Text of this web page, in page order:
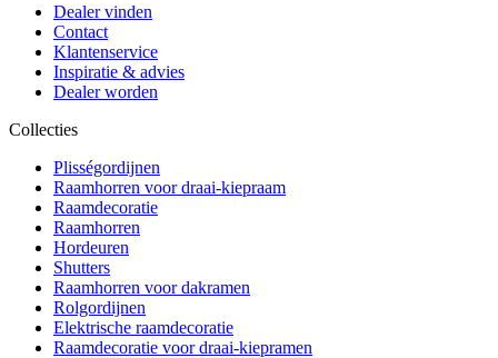
Dealer vinden
Contact
Klantenservice
Inspiratie & advies
Dealer worden
Collecties
Plisségordijnen
Raamhorren voor draai-kiepraam
Raamdecoratie
Raamhorren
Hordeuren
Shutters
Raamhorren voor dakramen
Rolgordijnen
Elektrische raamdecoratie
Raamdecoratie voor draai-kiepramen